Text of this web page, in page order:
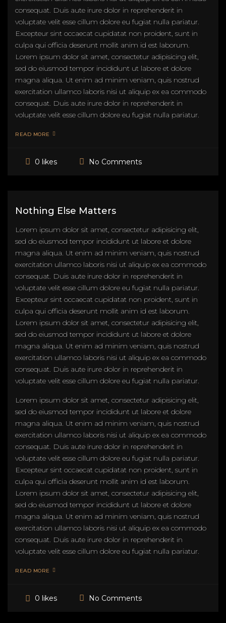
consequat. Duis aute irure dolor in reprehenderit in
voluptate velit esse cillum dolore eu fugiat nulla pariatur.
Excepteur sint occaecat cupidatat non proident, sunt in
culpa qui officia deserunt mollit anim id est laborum.
Lorem ipsum dolor sit amet, consectetur adipisicing elit,
sed do eiusmod tempor incididunt ut labore et dolore
magna aliqua. Ut enim ad minim veniam, quis nostrud
exercitation ullamco laboris nisi ut aliquip ex ea commodo
consequat. Duis aute irure dolor in reprehenderit in
voluptate velit esse cillum dolore eu fugiat nulla pariatur.
READ MORE
0 likes No Comments
Nothing Else Matters
Lorem ipsum dolor sit amet, consectetur adipisicing elit,
sed do eiusmod tempor incididunt ut labore et dolore
magna aliqua. Ut enim ad minim veniam, quis nostrud
exercitation ullamco laboris nisi ut aliquip ex ea commodo
consequat. Duis aute irure dolor in reprehenderit in
voluptate velit esse cillum dolore eu fugiat nulla pariatur.
Excepteur sint occaecat cupidatat non proident, sunt in
culpa qui officia deserunt mollit anim id est laborum.
Lorem ipsum dolor sit amet, consectetur adipisicing elit,
sed do eiusmod tempor incididunt ut labore et dolore
magna aliqua. Ut enim ad minim veniam, quis nostrud
exercitation ullamco laboris nisi ut aliquip ex ea commodo
consequat. Duis aute irure dolor in reprehenderit in
voluptate velit esse cillum dolore eu fugiat nulla pariatur.
Lorem ipsum dolor sit amet, consectetur adipisicing elit,
sed do eiusmod tempor incididunt ut labore et dolore
magna aliqua. Ut enim ad minim veniam, quis nostrud
exercitation ullamco laboris nisi ut aliquip ex ea commodo
consequat. Duis aute irure dolor in reprehenderit in
voluptate velit esse cillum dolore eu fugiat nulla pariatur.
Excepteur sint occaecat cupidatat non proident, sunt in
culpa qui officia deserunt mollit anim id est laborum.
Lorem ipsum dolor sit amet, consectetur adipisicing elit,
sed do eiusmod tempor incididunt ut labore et dolore
magna aliqua. Ut enim ad minim veniam, quis nostrud
exercitation ullamco laboris nisi ut aliquip ex ea commodo
consequat. Duis aute irure dolor in reprehenderit in
voluptate velit esse cillum dolore eu fugiat nulla pariatur.
READ MORE
0 likes No Comments